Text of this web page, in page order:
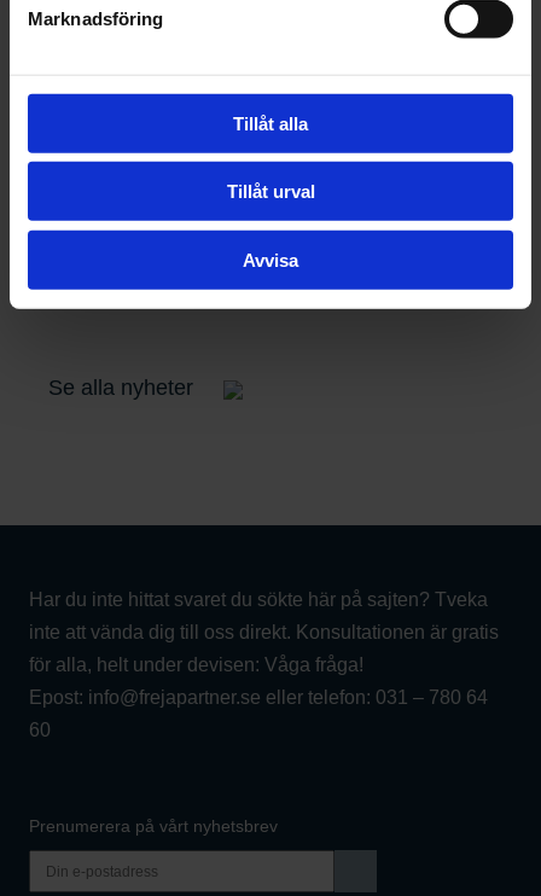
Marknadsföring
Tillåt alla
Tillåt urval
Avvisa
konkurrensskadestånd
Se alla nyheter
Har du inte hittat svaret du sökte här på sajten? Tveka
inte att vända dig till oss direkt. Konsultationen är gratis
för alla, helt under devisen: Våga fråga!
Epost: info@frejapartner.se eller telefon: 031 – 780 64
60
Prenumerera på vårt nyhetsbrev